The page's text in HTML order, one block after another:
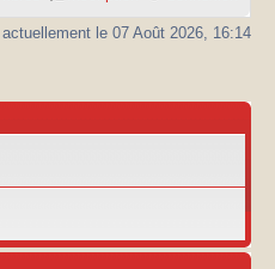
le 07 Août 2026, 16:14